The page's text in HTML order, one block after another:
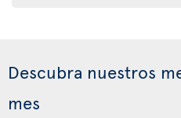
Descubra nuestros
mes